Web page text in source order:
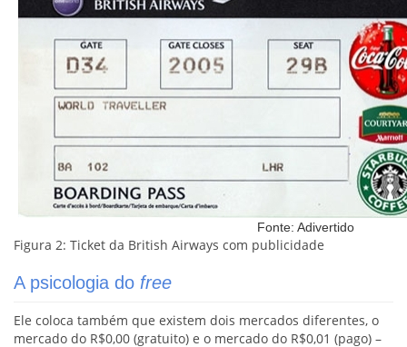
Fonte: Adivertido
Figura 2: Ticket da British Airways com publicidade
A psicologia do free
Ele coloca também que existem dois mercados diferentes, o
mercado do R$0,00 (gratuito) e o mercado do R$0,01 (pago) –